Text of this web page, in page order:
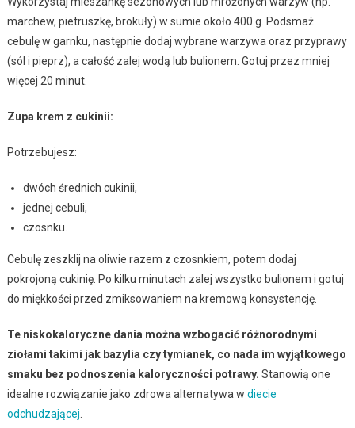
marchew, pietruszkę, brokuły) w sumie około 400 g. Podsmaż
cebulę w garnku, następnie dodaj wybrane warzywa oraz przyprawy
(sól i pieprz), a całość zalej wodą lub bulionem. Gotuj przez mniej
więcej 20 minut.
Zupa krem z cukinii:
Potrzebujesz:
dwóch średnich cukinii,
jednej cebuli,
czosnku.
Cebulę zeszklij na oliwie razem z czosnkiem, potem dodaj
pokrojoną cukinię. Po kilku minutach zalej wszystko bulionem i gotuj
do miękkości przed zmiksowaniem na kremową konsystencję.
Te niskokaloryczne dania można wzbogacić różnorodnymi
ziołami takimi jak bazylia czy tymianek, co nada im wyjątkowego
smaku bez podnoszenia kaloryczności potrawy. Stanowią one
idealne rozwiązanie jako zdrowa alternatywa w diecie
odchudzającej